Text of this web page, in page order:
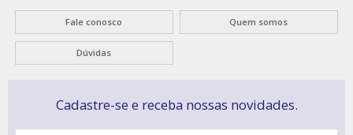
Fale conosco Quem somos
Dúvidas
Cadastre-se e receba nossas novidades.